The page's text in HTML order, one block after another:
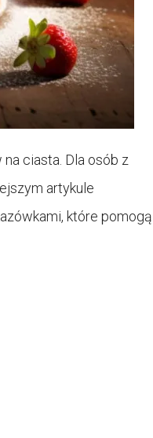
ciasta. Dla osób z
artykule
które pomogą